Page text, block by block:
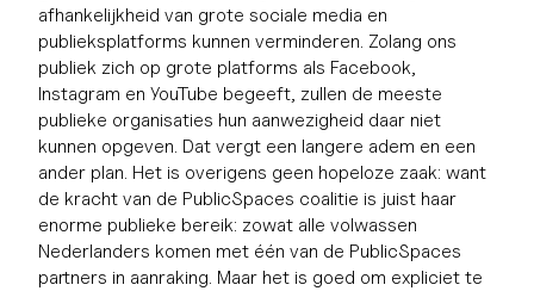
afhankelijkheid van grote sociale media en
publieksplatforms kunnen verminderen. Zolang ons
publiek zich op grote platforms als Facebook,
Instagram en YouTube begeeft, zullen de meeste
publieke organisaties hun aanwezigheid daar niet
kunnen opgeven. Dat vergt een langere adem en een
ander plan. Het is overigens geen hopeloze zaak: want
de kracht van de PublicSpaces coalitie is juist haar
enorme publieke bereik: zowat alle volwassen
Nederlanders komen met één van de PublicSpaces
partners in aanraking. Maar het is goed om expliciet te